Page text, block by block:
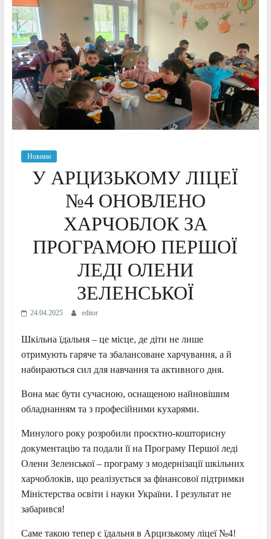
Новини
У АРЦИЗЬКОМУ ЛІЦЕЇ
№4 ОНОВЛЕНО
ХАРЧОБЛОК ЗА
ПРОГРАМОЮ ПЕРШОЇ
ЛЕДІ ОЛЕНИ
ЗЕЛЕНСЬКОЇ
24.04.2025 editor
Шкільна їдальня – це місце, де діти не лише
отримують гаряче та збалансоване харчування, а й
набираються сил для навчання та активного дня.
Вона має бути сучасною, оснащеною найновішим
обладнанням та з професійними кухарями.
Минулого року розробили проєктно-кошторисну
документацію та подали її на Програму Першої леді
Олени Зеленської – програму з модернізації шкільних
харчоблоків, що реалізується за фінансової підтримки
Міністерства освіти і науки України. І результат не
забарився!
Саме такою тепер є їдальня в Арцизькому ліцеї №4!